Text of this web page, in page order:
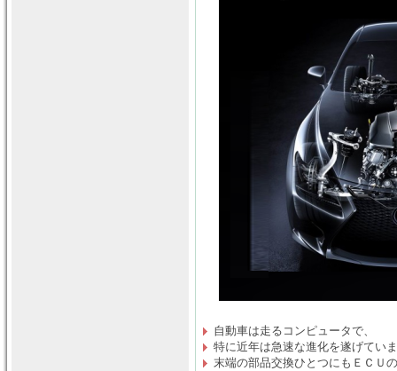
自動車は走るコンピュータで、
特に近年は急速な進化を遂げてい
末端の部品交換ひとつにもＥＣＵ